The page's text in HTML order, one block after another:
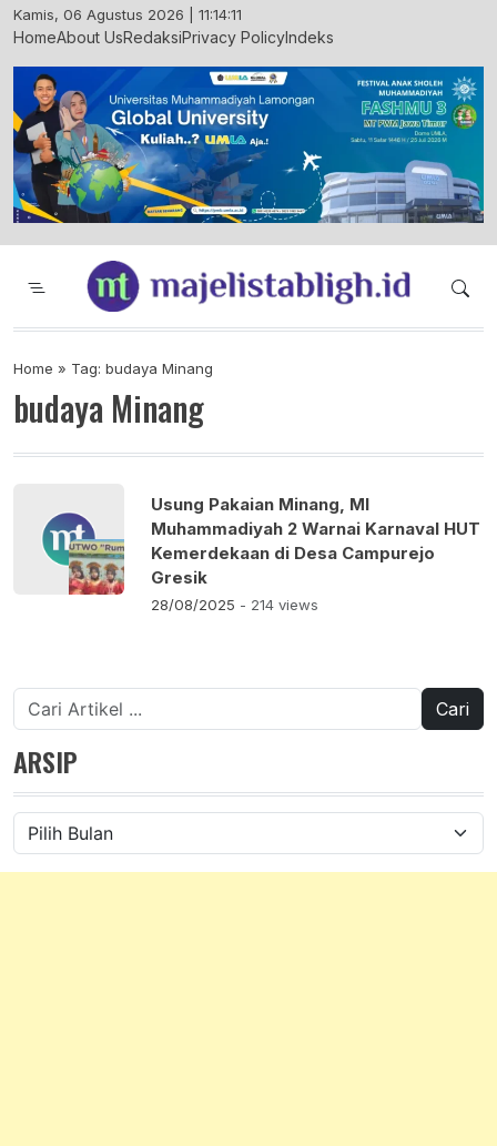
Skip
to
Kamis, 06 Agustus 2026 | 11:14:11
HomeAbout UsRedaksiPrivacy PolicyIndeks
Majelis Tabligh Muhammadiyah
Syiar Dakwah Islam Berkemajuan dan
Home » Tag: budaya Minang
budaya Minang
Usung Pakaian Minang, MI
Muhammadiyah 2 Warnai Karnaval HUT
Kemerdekaan di Desa Campurejo
Gresik
28/08/2025 - 214 views
Cari
untuk:
ARSIP
Arsip